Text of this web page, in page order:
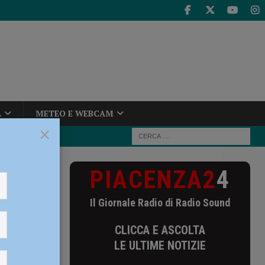
METEO E WEBCAM
la storia PIACENZA24
Il Giornale Radio di Radio Sound
CLICCA E ASCOLTA
LE ULTIME NOTIZIE
×